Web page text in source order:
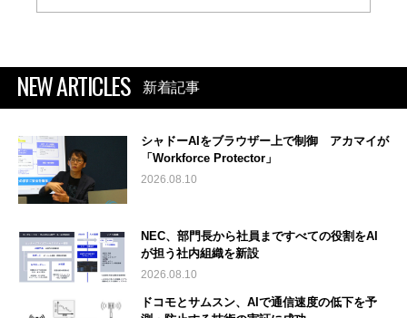
NEW ARTICLES 新着記事
シャドーAIをブラウザー上で制御 アカマイが
「Workforce Protector」
2026.08.10
NEC、部門長から社員まですべての役割をAI
が担う社内組織を新設
2026.08.10
ドコモとサムスン、AIで通信速度の低下を予